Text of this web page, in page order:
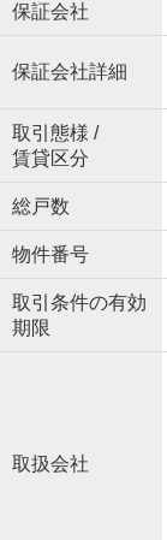
保証会社
保証会社詳細
取引態様 /
賃貸区分
総戸数
物件番号
取引条件の有効
期限
取扱会社